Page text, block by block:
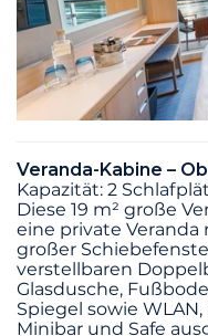
Veranda-Kabine –
Kapazität: 2
Diese 19 m² große
eine private Veranda
großer
verstellbaren
Glasdusche,
Spiegel sowie
Minibar und Safe